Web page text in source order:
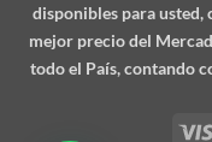
disponibles para usted,
mejor precio del
todo el País, contando